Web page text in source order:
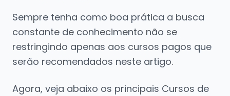
Sempre tenha como boa prática a busca
constante de conhecimento não se
restringindo apenas aos cursos pagos que
serão recomendados neste artigo.
Agora, veja abaixo os principais Cursos de